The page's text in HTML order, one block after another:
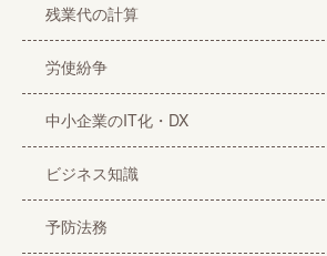
残業代の計算
労使紛争
中小企業のIT化・DX
ビジネス知識
予防法務